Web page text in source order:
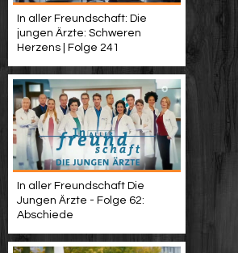
In aller Freundschaft: Die
jungen Ärzte: Schweren
Herzens | Folge 241
In aller Freundschaft Die
Jungen Ärzte - Folge 62:
Abschiede